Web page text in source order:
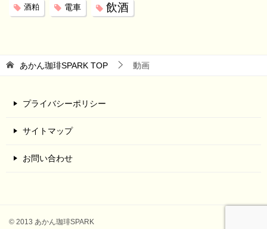
酒粕 電車 飲酒
あかん珈琲SPARK TOP 動画
プライバシーポリシー
サイトマップ
お問い合わせ
© 2013 あかん珈琲SPARK